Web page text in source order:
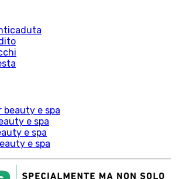
beauty e spa
e spa
e spa
e spa